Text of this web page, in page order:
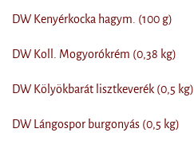
DW Kenyérkocka hagym. (100 g)
DW Koll. Mogyorókrém (0,38 kg)
DW Kölyökbarát lisztkeverék (0,5 kg)
DW Lángospor burgonyás (0,5 kg)